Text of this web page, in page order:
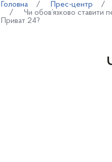
Головна Прес-центр
Чи обов’язково ставити
Приват 24?